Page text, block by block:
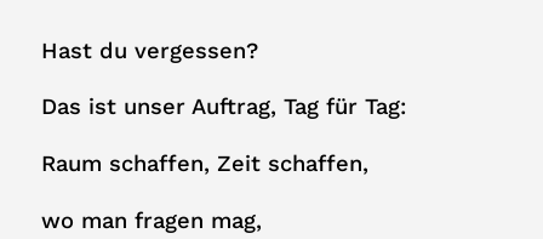
Hast du vergessen?
Das ist unser Auftrag, Tag für Tag:
Raum schaffen, Zeit schaffen,
wo man fragen mag,